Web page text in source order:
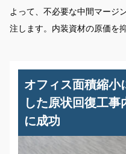
よって、不必要な中間マージ
注します。内装資材の原価を
オフィス面積縮小
した原状回復工
に成功